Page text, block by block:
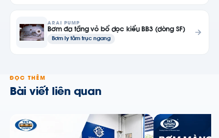
ARAI PUMP
Bơm đa tầng vỏ bổ dọc kiểu BB3 (dòng SF)
Bơm ly tâm trục ngang
ĐỌC THÊM
Bài viết liên quan